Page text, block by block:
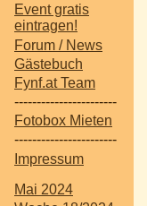
Event gratis
eintragen!
Forum / News
Gästebuch
Fynf.at Team
-----------------------
Fotobox Mieten
-----------------------
Impressum
Mai 2024